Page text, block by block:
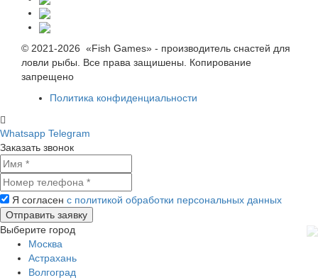
© 2021-2026 «Fish Games» - производитель снастей для
ловли рыбы. Все права защишены. Копирование
запрещено
Политика конфиденциальности
Whatsapp Telegram
Заказать звонок
Я согласен с политикой обработки персональных данных
Выберите город
Москва
Астрахань
Волгоград